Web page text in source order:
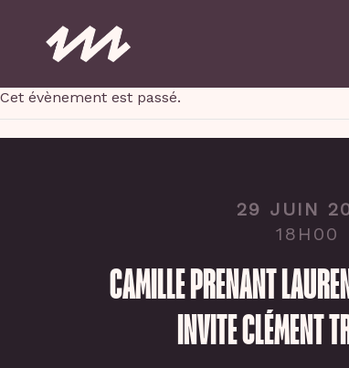
Cet évènement est passé.
29 JUIN
18H00
CAMILLE PRENANT
INVITE CLÉMENT